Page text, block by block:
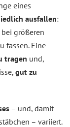
eines
ausfallen:
größeren
fassen. Eine
tragen und,
gut zu
– und, damit
– variiert.